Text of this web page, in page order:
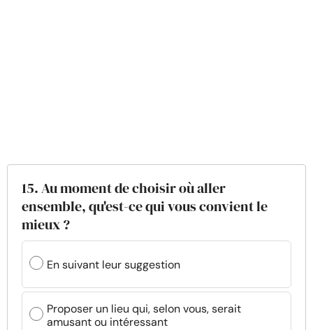
15. Au moment de choisir où aller
ensemble, qu'est-ce qui vous convient le
mieux ?
En suivant leur suggestion
Proposer un lieu qui, selon vous, serait
amusant ou intéressant